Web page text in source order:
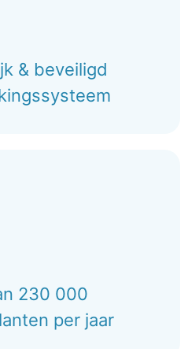
& beveiligd
230 000
per jaar